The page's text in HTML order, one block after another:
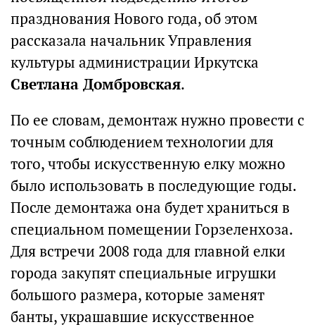
празднования Нового года, об этом
рассказала начальник Управления
культуры администрации Иркутска
Светлана Домбровская.
По ее словам, демонтаж нужно провести с
точным соблюдением технологии для
того, чтобы искусственную елку можно
было использовать в последующие годы.
После демонтажа она будет храниться в
специальном помещении Горзеленхоза.
Для встречи 2008 года для главной елки
города закупят специальные игрушки
большого размера, которые заменят
банты, украшавшие искусственное